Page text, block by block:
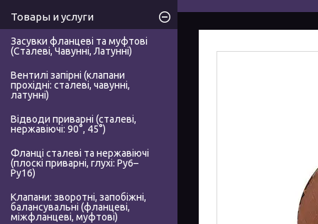
Товары и услуги
Засувки фланцеві та муфтові
(Сталеві, Чавунні, Латунні)
Вентилі запірні (клапани
прохідні: сталеві, чавунні,
латунні)
Відводи приварні (сталеві,
нержавіючі: 90°, 45°)
Фланці сталеві та нержавіючі
(плоскі приварні, глухі: Ру6–
Ру16)
Клапани: зворотні, запобіжні,
балансувальні (фланцеві,
міжфланцеві, муфтові)